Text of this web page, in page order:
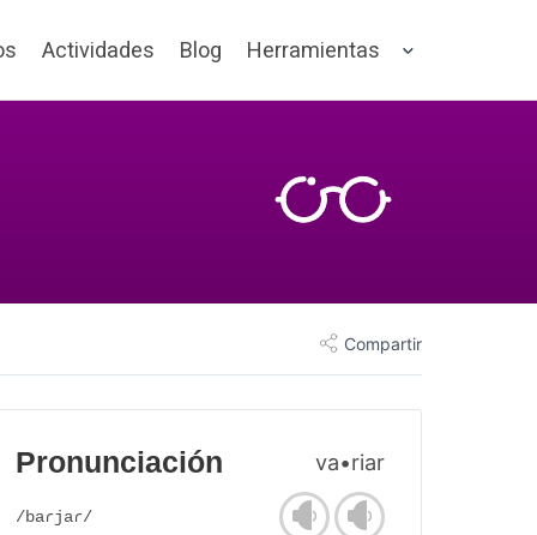
Actividades Blog Herramientas
Compartir
Pronunciación va•riar
/baɾjaɾ/